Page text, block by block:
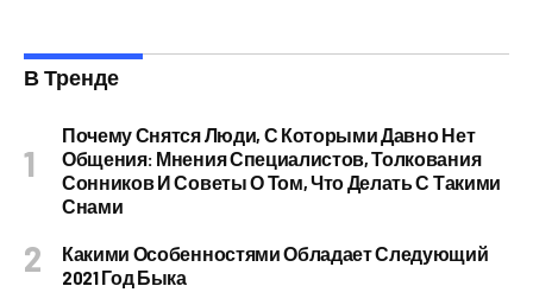
В Тренде
Почему Снятся Люди, С Которыми Давно Нет
Общения: Мнения Специалистов, Толкования
Сонников И Советы О Том, Что Делать С Такими
Снами
Какими Особенностями Обладает Следующий
2021 Год Быка